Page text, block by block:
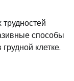
способы
клетке.